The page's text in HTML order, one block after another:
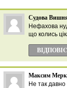
Судова
Нефахова
що колись
Максим
Не так давно